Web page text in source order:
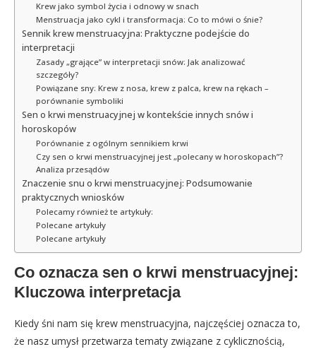
Krew jako symbol życia i odnowy w snach
Menstruacja jako cykl i transformacja: Co to mówi o śnie?
Sennik krew menstruacyjna: Praktyczne podejście do
interpretacji
Zasady „grające” w interpretacji snów: Jak analizować
szczegóły?
Powiązane sny: Krew z nosa, krew z palca, krew na rękach –
porównanie symboliki
Sen o krwi menstruacyjnej w kontekście innych snów i
horoskopów
Porównanie z ogólnym sennikiem krwi
Czy sen o krwi menstruacyjnej jest „polecany w horoskopach”?
Analiza przesądów
Znaczenie snu o krwi menstruacyjnej: Podsumowanie
praktycznych wniosków
Polecamy również te artykuły:
Polecane artykuły
Polecane artykuły
Co oznacza sen o krwi menstruacyjnej:
Kluczowa interpretacja
Kiedy śni nam się krew menstruacyjna, najczęściej oznacza to,
że nasz umysł przetwarza tematy związane z cyklicznością,